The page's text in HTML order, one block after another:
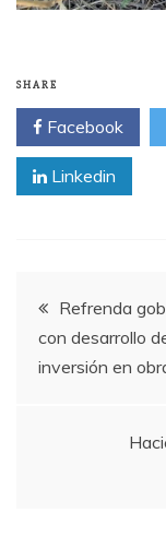
SHARE
Facebook
Linkedin
Post
navigation
Refrenda
con desarrollo
inversión en